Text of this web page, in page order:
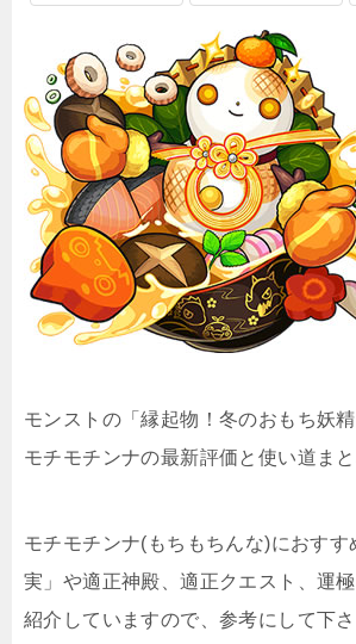
モンストの「縁起物！冬のおもち妖
モチモチンナの最新評価と使い道まと
モチモチンナ(もちもちんな)におすす
実」や適正神殿、適正クエスト、運
紹介していますので、参考にして下さ